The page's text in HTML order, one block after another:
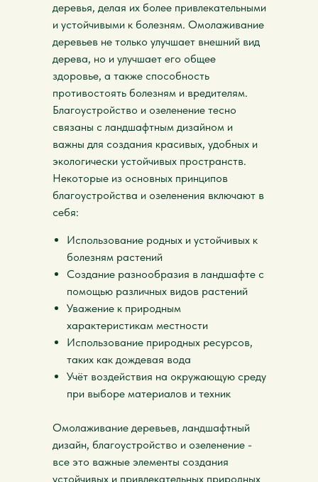
деревья, делая их более привлекательными
и устойчивыми к болезням. Омолаживание
деревьев не только улучшает внешний вид
дерева, но и улучшает его общее
здоровье, а также способность
противостоять болезням и вредителям.
Благоустройство и озеленение тесно
связаны с ландшафтным дизайном и
важны для создания красивых, удобных и
экологически устойчивых пространств.
Некоторые из основных принципов
благоустройства и озеленения включают в
себя:
Использование родных и устойчивых к
болезням растений
Создание разнообразия в ландшафте с
помощью различных видов растений
Уважение к природным
характеристикам местности
Использование природных ресурсов,
таких как дождевая вода
Учёт воздействия на окружающую среду
при выборе материалов и техник
Омолаживание деревьев, ландшафтный
дизайн, благоустройство и озеленение -
все это важные элементы создания
устойчивых и привлекательных природных